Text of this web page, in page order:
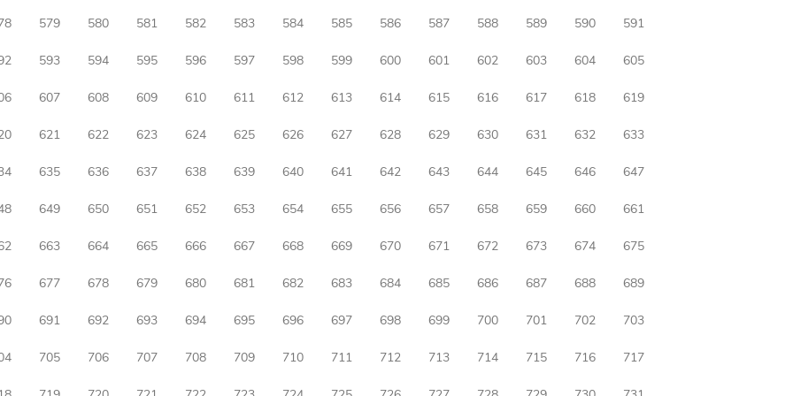
579 580 581 582 583 584 585 586 587 588 589 590 591
593 594 595 596 597 598 599 600 601 602 603 604 605
607 608 609 610 611 612 613 614 615 616 617 618 619
621 622 623 624 625 626 627 628 629 630 631 632 633
635 636 637 638 639 640 641 642 643 644 645 646 647
649 650 651 652 653 654 655 656 657 658 659 660 661
663 664 665 666 667 668 669 670 671 672 673 674 675
677 678 679 680 681 682 683 684 685 686 687 688 689
691 692 693 694 695 696 697 698 699 700 701 702 703
705 706 707 708 709 710 711 712 713 714 715 716 717